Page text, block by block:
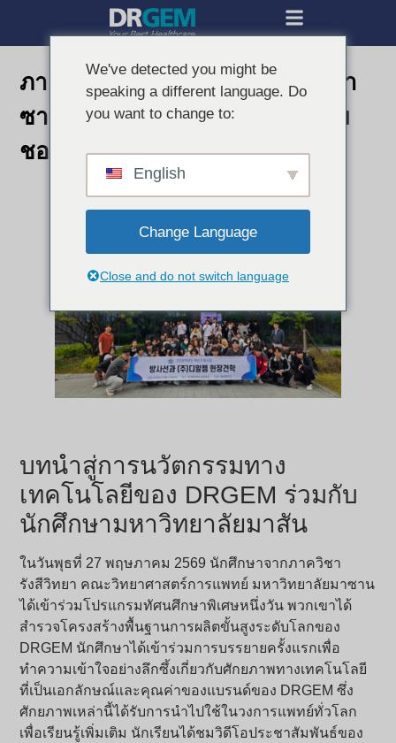
ภาควิชารังสีวิทยา มหาวิทยาลัยมา
ซาน เยี่ยมชมโรงงาน DRGEM กิม
ชอน
บทนำสู่การนวัตกรรมทาง
เทคโนโลยีของ DRGEM ร่วมกับ
นักศึกษามหาวิทยาลัยมาสัน
ในวันพุธที่ 27 พฤษภาคม 2569 นักศึกษาจากภาควิชา
รังสีวิทยา คณะวิทยาศาสตร์การแพทย์ มหาวิทยาลัยมาซาน
ได้เข้าร่วมโปรแกรมทัศนศึกษาพิเศษหนึ่งวัน พวกเขาได้
สำรวจโครงสร้างพื้นฐานการผลิตขั้นสูงระดับโลกของ
DRGEM นักศึกษาได้เข้าร่วมการบรรยายครั้งแรกเพื่อ
ทำความเข้าใจอย่างลึกซึ้งเกี่ยวกับศักยภาพทางเทคโนโลยี
ที่เป็นเอกลักษณ์และคุณค่าของแบรนด์ของ DRGEM ซึ่ง
ศักยภาพเหล่านี้ได้รับการนำไปใช้ในวงการแพทย์ทั่วโลก
เพื่อเรียนรู้เพิ่มเติม นักเรียนได้ชมวิดีโอประชาสัมพันธ์ของ
We've detected you might be
speaking a different language. Do
you want to change to:
English
Change Language
Close and do not switch language